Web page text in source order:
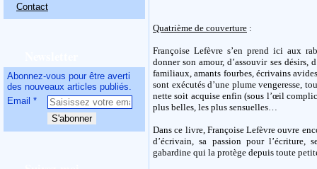
Contact
Abonnez-vous pour être averti
des nouveaux articles publiés.
Email
Quatrième de couverture :
Françoise Lefèvre s’en prend ici aux
donner son amour, d’assouvir ses désirs,
familiaux, amants fourbes, écrivains
sont exécutés d’une plume vengeresse,
nette soit acquise enfin (sous l’œil
plus belles, les plus sensuelles…
Dans ce livre, Françoise Lefèvre ouvre
d’écrivain, sa passion pour
gabardine qui la protège depuis toute